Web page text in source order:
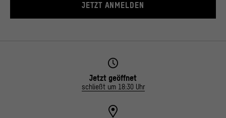
JETZT ANMELDEN
Jetzt geöffnet
schließt um 18:30 Uhr